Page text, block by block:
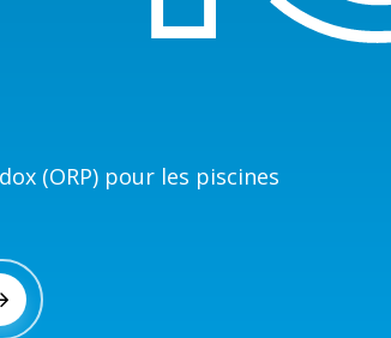
(ORP) pour les piscines